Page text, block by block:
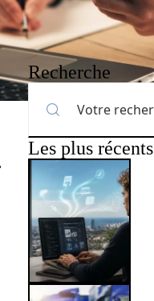
Recherche
Les plus récents